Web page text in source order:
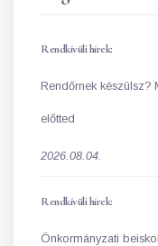
Rendkívüli hírek:
Rendőrnek készülsz?
előtted
2026.08.04.
Rendkívüli hírek:
Önkormányzati